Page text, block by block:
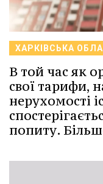
ХАРКІВСЬКА
В той час як
свої тарифи,
нерухомості
попиту.